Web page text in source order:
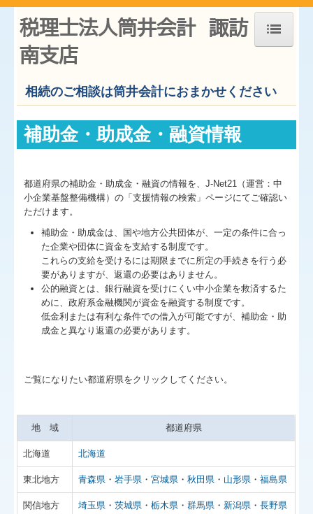
ホーム
お知らせ
経営理念
交通案内
業務案内
よくある質問
料金について
関連リンク
FX4クラウド
補助金・助成金・融資情報
関与先向け融資商品ご紹介
経営者お役立ち情報
税理士法人筒井会計 諏訪
南支店
相続のご相談は筒井会計におまかせください
補助金・助成金・融資情報
都道府県の補助金・助成金・融資の情報を、J-Net21（運営：中
小企業基盤整備機構）の「支援情報の検索」ページにてご確認い
ただけます。
補助金・助成金は、国や地方公共団体が、一定の条件に合っ
た企業や団体に資金を支給する制度です。
これらの支給を受けるには期限までに所定の手続きを行う必
要がありますが、返還の必要はありません。
公的融資とは、銀行融資を受けにくい中小企業を救済するた
めに、政府系金融機関が資金を融資する制度です。
低金利または有利な条件での借入が可能ですが、補助金・助
成金と異なり返還の必要があります。
ご覧になりたい都道府県をクリックしてください。
地 域 都道府県
北海道 北海道
東北地方 青森県 ・岩手県 ・宮城県 ・秋田県 ・ 山形県 ・福島県
関信地方 埼玉県 ・茨城県 ・栃木県 ・群馬県 ・ 新潟県 ・長野県